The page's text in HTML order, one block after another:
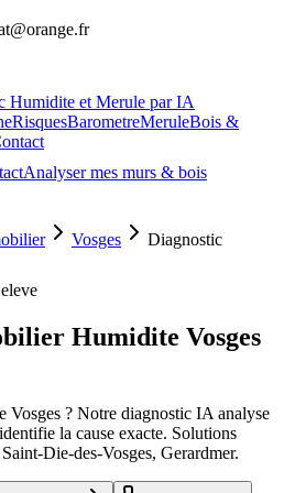
Humidite et Merule par IA
RisquesBarometreMeruleBois &
Analyser mes murs & bois
Vosges
Diagnostic
Humidite Vosges
Vosges ? Notre diagnostic IA analyse
la cause exacte. Solutions
Die-des-Vosges, Gerardmer.